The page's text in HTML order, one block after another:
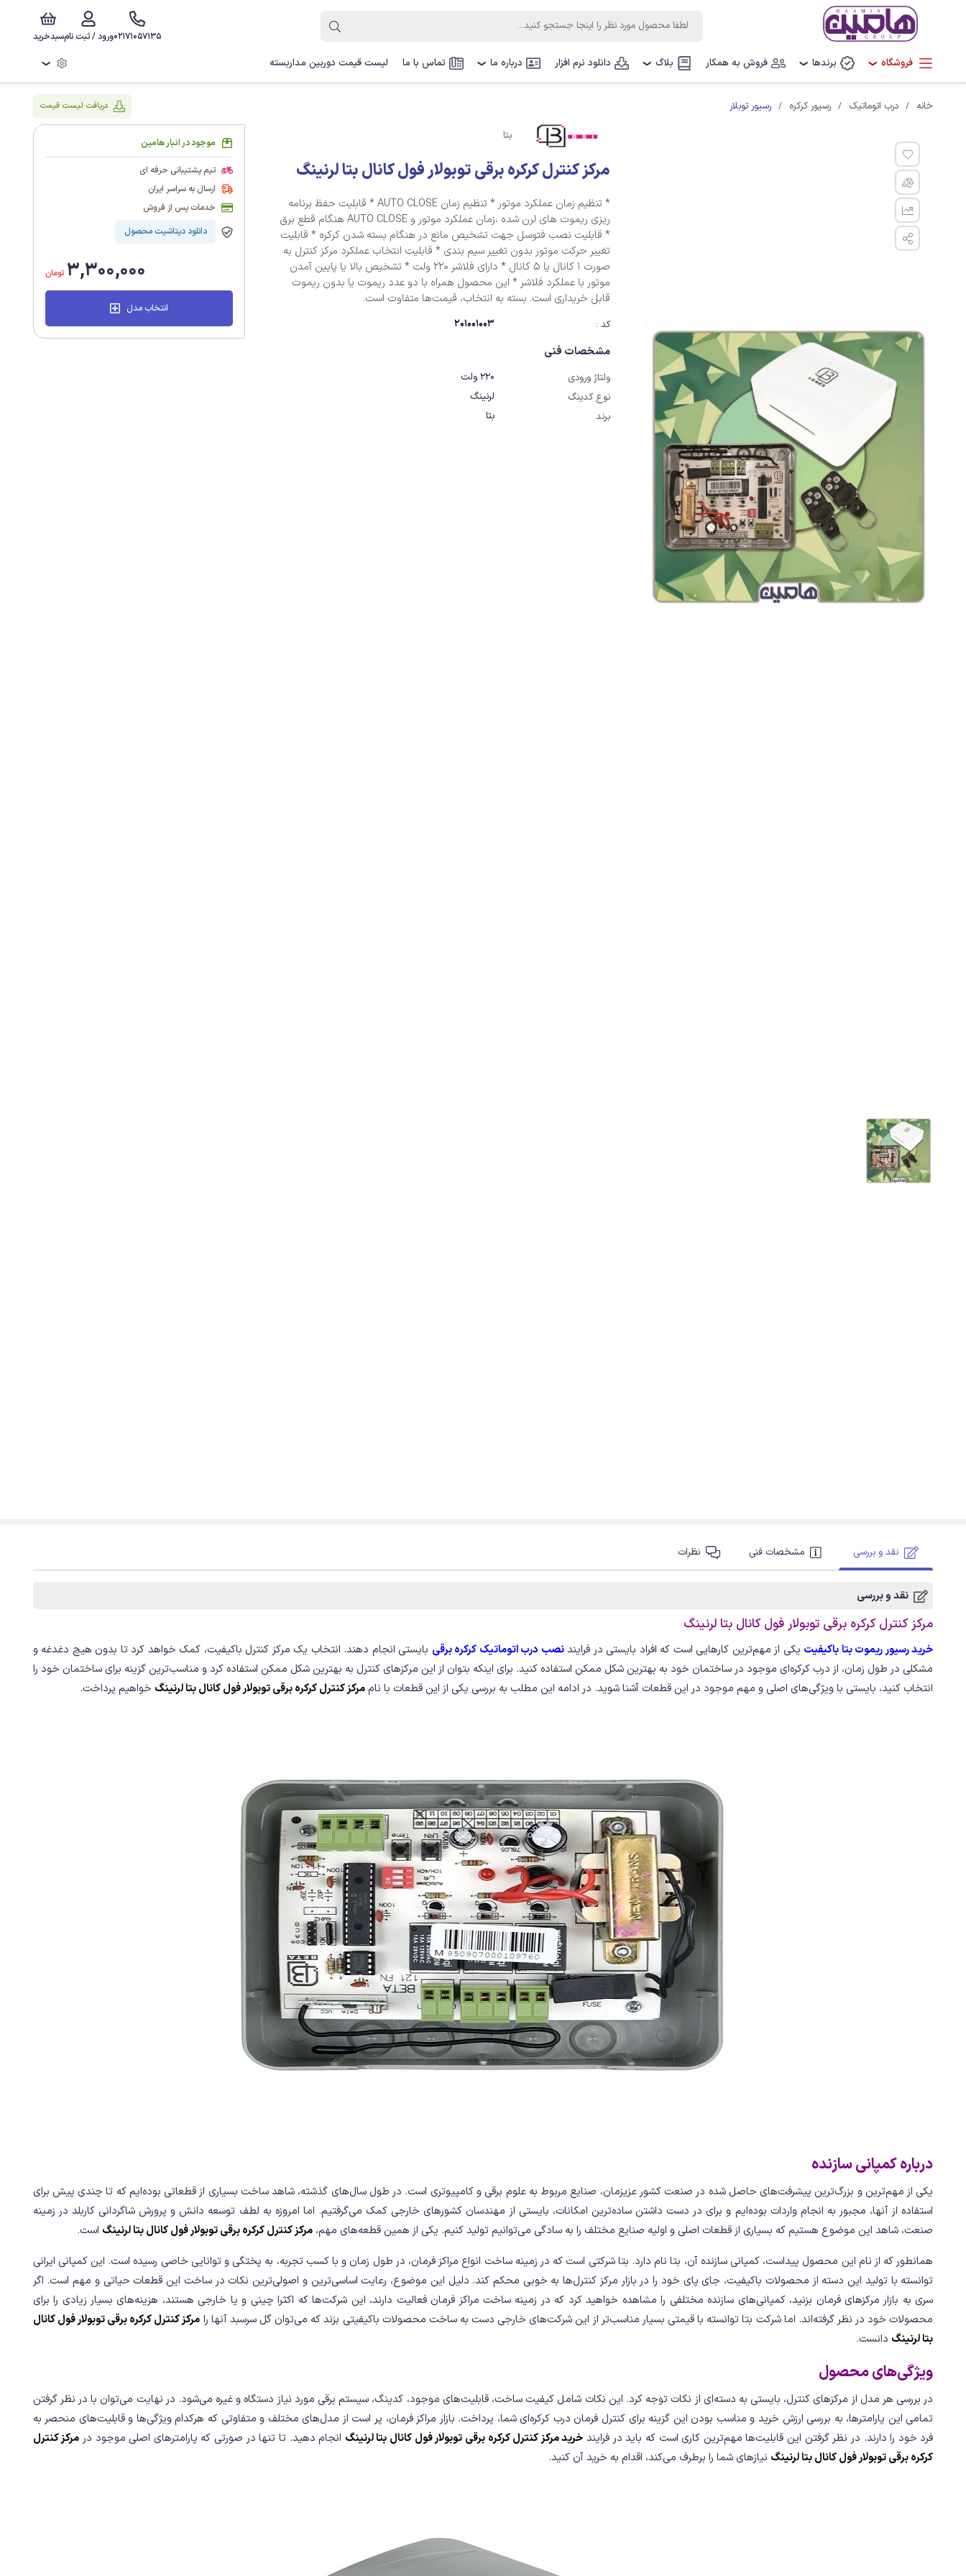
سبدخریدورود / ثبت نام02171057135
فروشگاه ❯ برندها ❯ فروش به همکار بلاگ ❯ دانلود نرم افزار درباره ما ❯ تماس با ما لیست قیمت دوربین مداربسته ❯
خانه درب اتوماتیک رسیور کرکره رسیور توبلار دریافت لیست قیمت
بتا
مرکز کنترل کرکره برقی توبولار فول کانال بتا لرنینگ
* تنظیم زمان عملکرد موتور * تنظیم زمان AUTO CLOSE * قابلیت حفظ برنامه
ریزی ریموت های لرن شده ،زمان عملکرد موتور و AUTO CLOSE هنگام قطع برق
* قابلیت نصب فتوسل جهت تشخیص مانع در هنگام بسته شدن کرکره * قابلیت
تغییر حرکت موتور بدون تغییر سیم بندی * قابلیت انتخاب عملکرد مرکز کنترل به
صورت 1 کانال یا 5 کانال * دارای فلاشر 220 ولت * تشخیص بالا یا پایین آمدن
موتور با عملکرد فلاشر * این محصول همراه با دو عدد ریموت یا بدون ریموت
قابل خریداری است. بسته به انتخاب، قیمت‌ها متفاوت است.
کد : 201001003
مشخصات فنی
ولتاژ ورودی
220 ولت
نوع کدینگ
لرنینگ
برند
بتا
موجود در انبار هامین
تیم پشتیبانی حرفه ای
ارسال به سراسر ایران
خدمات پس از فروش
دانلود دیتاشیت محصول
3,300,000 تومان
انتخاب مدل
نقد و بررسی مشخصات فنی نظرات
نقد و بررسی
مرکز کنترل کرکره برقی توبولار فول کانال بتا لرنینگ
خرید رسیور ریموت بتا باکیفیت یکی از مهم‌ترین کارهایی است که افراد بایستی در فرایندنصب درب اتوماتیک کرکره برقی بایستی انجام دهند. انتخاب یک مرکز کنترل باکیفیت، کمک خواهد کرد تا بدون هیچ دغدغه و
مشکلی در طول زمان، از درب کرکره‌ای موجود در ساختمان خود به بهترین شکل ممکن استفاده کنید. برای اینکه بتوان از این مرکزهای کنترل به بهترین شکل ممکن استفاده کرد و مناسب‌ترین گزینه برای ساختمان خود را
انتخاب کنید، بایستی با ویژگی‌های اصلی و مهم موجود در این قطعات آشنا شوید. در ادامه این مطلب به بررسی یکی از این قطعات با ناممرکز کنترل کرکره برقی توبولار فول کانال بتا لرنینگ خواهیم پرداخت.
درباره کمپانی سازنده
یکی از مهم‌ترین و بزرگ‌ترین پیشرفت‌های حاصل شده در صنعت کشور عزیزمان، صنایع مربوط به علوم برقی و کامپیوتری است. در طول سال‌های گذشته، شاهد ساخت بسیاری از قطعاتی بوده‌ایم که تا چندی پیش برای
استفاده از آنها، مجبور به انجام واردات بوده‌ایم و برای در دست داشتن ساده‌ترین امکانات، بایستی از مهندسان کشورهای خارجی کمک می‌گرفتیم. اما امروزه به لطف توسعه دانش و پرورش شاگردانی کاربلد در زمینه
صنعت، شاهد این موضوع هستیم که بسیاری از قطعات اصلی و اولیه صنایع مختلف را به سادگی می‌توانیم تولید کنیم. یکی از همین قطعه‌های مهم، مرکز کنترل کرکره برقی توبولار فول کانال بتا لرنینگ است.
همانطور که از نام این محصول پیداست، کمپانی سازنده آن، بتا نام دارد. بتا شرکتی است که در زمینه ساخت انواع مراکز فرمان، در طول زمان و با کسب تجربه، به پختگی و توانایی خاصی رسیده است. این کمپانی ایرانی
توانسته با تولید این دسته از محصولات باکیفیت، جای پای خود را در بازار مرکز کنترل‌ها به خوبی محکم کند. دلیل این موضوع، رعایت اساسی‌ترین و اصولی‌ترین نکات در ساخت این قطعات حیاتی و مهم است. اگر
سری به بازار مرکزهای فرمان بزنید، کمپانی‌های سازنده مختلفی را مشاهده خواهید کرد که در زمینه ساخت مراکز فرمان فعالیت دارند، این شرکت‌ها که اکثرا چینی و یا خارجی هستند، هزینه‌های بسیار زیادی را برای
محصولات خود در نظر گرفته‌اند. اما شرکت بتا توانسته با قیمتی بسیار مناسب‌تر از این شرکت‌های خارجی دست به ساخت محصولات باکیفیتی بزند که می‌توان گل سرسبد آنها را مرکز کنترل کرکره برقی توبولار فول کانال
بتا لرنینگ دانست.
ویژگی‌های محصول
در بررسی هر مدل از مرکزهای کنترل، بایستی به دسته‌ای از نکات توجه کرد. این نکات شامل کیفیت ساخت، قابلیت‌های موجود، کدینگ، سیستم برقی مورد نیاز دستگاه و غیره می‌شود. در نهایت می‌توان با در نظر گرفتن
تمامی این پارامترها، به بررسی ارزش خرید و مناسب بودن این گزینه برای کنترل فرمان درب کرکره‌ای شما، پرداخت. بازار مراکز فرمان، پر است از مدل‌های مختلف و متفاوتی که هرکدام ویژگی‌ها و قابلیت‌های منحصر به
فرد خود را دارند. در نظر گرفتن این قابلیت‌ها مهم‌ترین کاری است که باید در فرایند خرید مرکز کنترل کرکره برقی توبولار فول کانال بتا لرنینگ انجام دهید. تا تنها در صورتی که پارامترهای اصلی موجود در مرکز کنترل
کرکره برقی توبولار فول کانال بتا لرنینگ نیازهای شما را برطرف می‌کند، اقدام به خرید آن کنید.